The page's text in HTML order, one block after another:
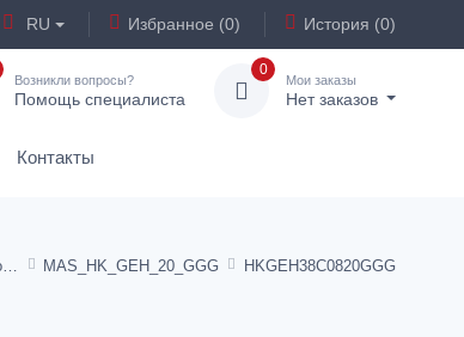
RU Избранное (0) История (0)
Возникли вопросы?
Помощь специалиста
0
Мои заказы
Нет заказов
Контакты
Корпус клапана сталь/ высокопрочный чугун - картридж SАЕ MAS_HK_GEH_20_GGG HKGEH38C0820GGG